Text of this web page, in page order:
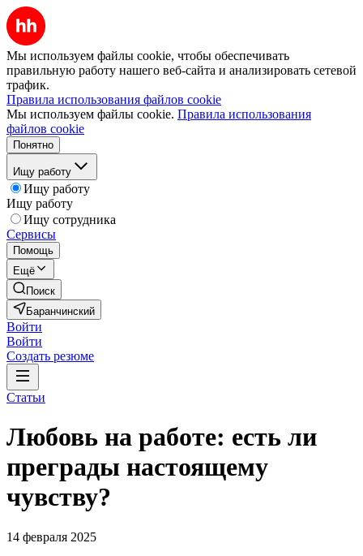
Мы используем файлы cookie, чтобы обеспечивать
правильную работу нашего веб-сайта и анализировать сетевой
трафик.
Правила использования файлов cookie
Мы используем файлы cookie. Правила использования
файлов cookie
Понятно
Ищу работу
Ищу работу
Ищу работу
Ищу сотрудника
Сервисы
Помощь
Ещё
Поиск
Баранчинский
Войти
Войти
Создать резюме
Статьи
Любовь на работе: есть ли
преграды настоящему
чувству?
14 февраля 2025